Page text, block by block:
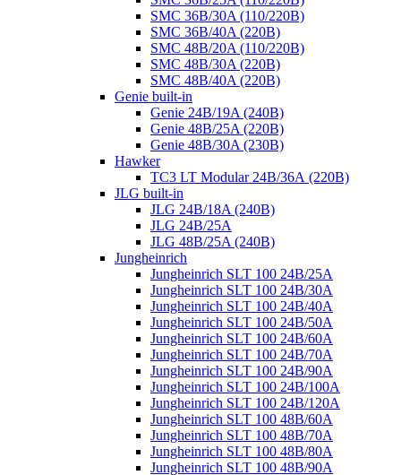
SMC 36B/30A (110/220B)
SMC 36B/40A (220B)
SMC 48B/20A (110/220B)
SMC 48B/30A (220B)
SMC 48B/40A (220B)
Genie built-in
Genie 24B/19A (240B)
Genie 48B/25A (220B)
Genie 48B/30A (230B)
Hawker
TC3 LT Modular 24В/36А (220B)
JLG built-in
JLG 24B/18A (240B)
JLG 24B/25A
JLG 48B/25A (240B)
Jungheinrich
Jungheinrich SLT 100 24B/25A
Jungheinrich SLT 100 24B/30A
Jungheinrich SLT 100 24B/40A
Jungheinrich SLT 100 24B/50A
Jungheinrich SLT 100 24B/60A
Jungheinrich SLT 100 24B/70A
Jungheinrich SLT 100 24B/90A
Jungheinrich SLT 100 24B/100A
Jungheinrich SLT 100 24B/120A
Jungheinrich SLT 100 48B/60A
Jungheinrich SLT 100 48B/70A
Jungheinrich SLT 100 48B/80A
Jungheinrich SLT 100 48B/90A